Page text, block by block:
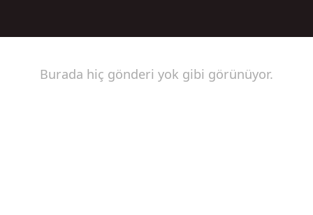
Burada hiç gönderi yok gibi görünüyor.